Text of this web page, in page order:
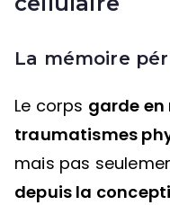
La mémoire
Le corps garde en
traumatismes
mais pas
depuis la